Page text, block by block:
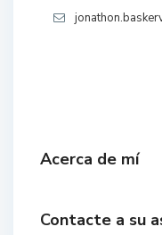
Acerca de mí
Contacte a su